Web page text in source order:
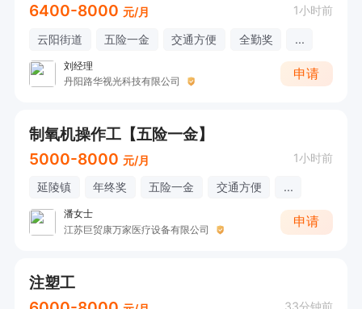
6400-8000 元/月 1小时前
云阳街道 五险一金 交通方便 全勤奖 ...
刘经理
丹阳路华视光科技有限公司
申请
制氧机操作工【五险一金】
5000-8000 元/月 1小时前
延陵镇 年终奖 五险一金 交通方便 ...
潘女士
江苏巨贸康万家医疗设备有限公司
申请
注塑工